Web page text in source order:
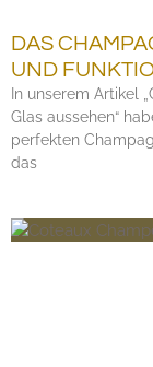
DAS
UND
In unserem Artikel
Glas aussehen“
perfekten
das